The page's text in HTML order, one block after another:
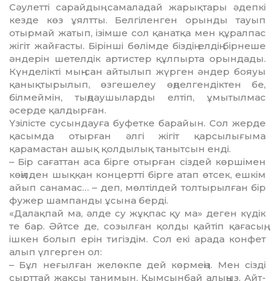
Сәулетті сарайдың самаладай жарықтары әдепкі
кезде көз ұялтты. Белгіленген орынды тауып
отырмай жатып, ізімше сол қанатқа мен құ­рал­пас
жігіт жайғасты. Бірінші бөлімде біздің елдің бірнеше
әндерін шетелдік артистер құлпырта орын­дады.
Күн­де­лікті мың-сан айтылып жүрген әндер бояуы
қанықтырылып, өзге­ше­леу өңделгендіктен бе,
білмеймін, тыңдаушыларды елтіп, ұмытылмас
әсерде қалдырған.
Үзілісте сусындауға буфетке ба­ра­йын. Сол жерде
қасымда отырған әлгі жігіт қарсылығыма
қарамастан ашық қолдылық танытсын енді.
– Бір сағаттан аса бірге отырған сіздей көршімен
көңілден шыққан концертті бірге атап өтсек, ешкім
айып санамас… – деп, мөлтілдей толтырылған бір
фужер шампанды ұсына берді.
«Далақпай ма, әлде су жұқпас қу ма» деген күдік
те бар. Әйтсе де, со­зыл­ған қолды қайтіп қағасың,
ішкен болып ерін тигіздім. Сол екі арада конфет
алып үлгерген ол:
– Бұл неғылған желөкпе дей көр­меңіз. Мен сізді
сырттай жақсы тани­мын. Қымсынбай алыңыз. Айт­